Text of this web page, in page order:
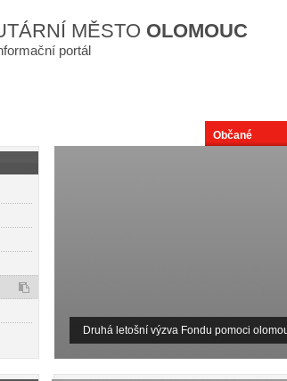
MĚSTO OLOMOUC
portál
Občané
Druhá letošní výzva Fondu pomoci